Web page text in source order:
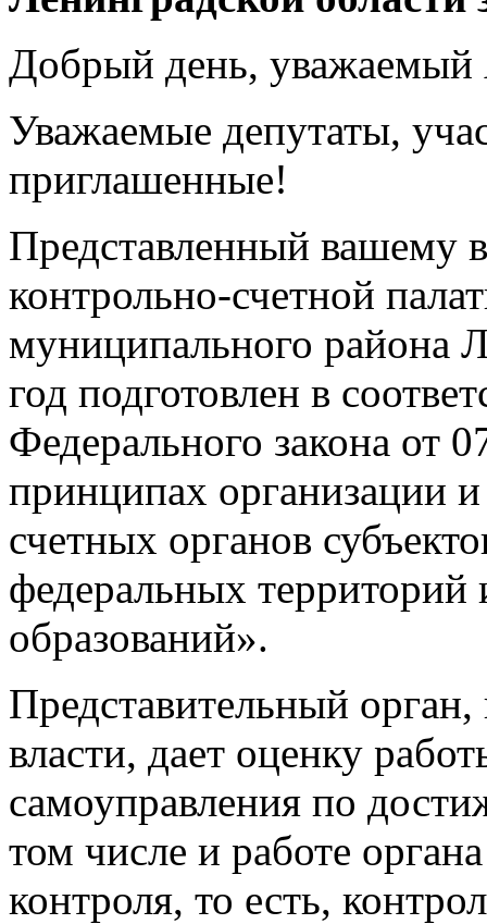
Добрый день, уважаемый
Уважаемые депутаты,
приглашенные!
Представленный вашему
контрольно-счетной
муниципального района
год подготовлен в
Федерального закона
принципах организации
счетных органов
федеральных
образований».
Представительный
власти, дает оценку
самоуправления по
том числе и работе
контроля, то есть,